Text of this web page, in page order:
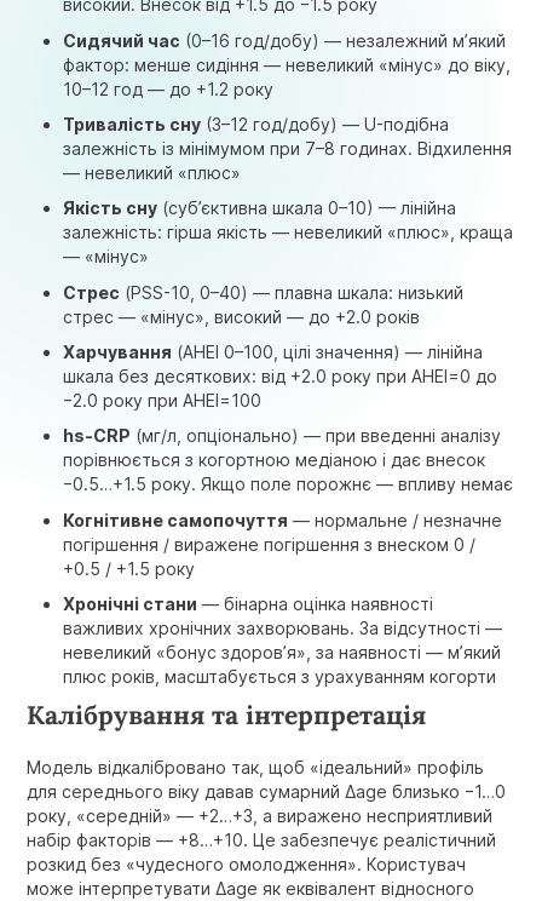
високий. Внесок від +1.5 до −1.5 року
Сидячий час (0–16 год/добу) — незалежний м’який
фактор: менше сидіння — невеликий «мінус» до віку,
10–12 год — до +1.2 року
Тривалість сну (3–12 год/добу) — U-подібна
залежність із мінімумом при 7–8 годинах. Відхилення
— невеликий «плюс»
Якість сну (суб’єктивна шкала 0–10) — лінійна
залежність: гірша якість — невеликий «плюс», краща
— «мінус»
Стрес (PSS-10, 0–40) — плавна шкала: низький
стрес — «мінус», високий — до +2.0 років
Харчування (AHEI 0–100, цілі значення) — лінійна
шкала без десяткових: від +2.0 року при AHEI=0 до
−2.0 року при AHEI=100
hs-CRP (мг/л, опціонально) — при введенні аналізу
порівнюється з когортною медіаною і дає внесок
−0.5…+1.5 року. Якщо поле порожнє — впливу немає
Когнітивне самопочуття — нормальне / незначне
погіршення / виражене погіршення з внеском 0 /
+0.5 / +1.5 року
Хронічні стани — бінарна оцінка наявності
важливих хронічних захворювань. За відсутності —
невеликий «бонус здоров’я», за наявності — м’який
плюс років, масштабується з урахуванням когорти
Калібрування та інтерпретація
Модель відкалібровано так, щоб «ідеальний» профіль
для середнього віку давав сумарнийΔage близько −1…0
року, «середній» — +2…+3, а виражено несприятливий
набір факторів — +8…+10. Це забезпечує реалістичний
розкид без «чудесного омолодження». Користувач
може інтерпретуватиΔage як еквівалент відносного